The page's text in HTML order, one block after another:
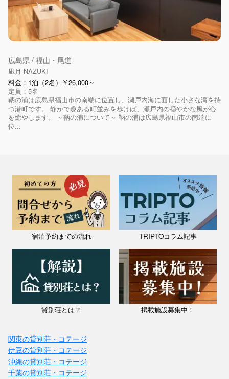
広島県 / 福山・尾道
凪月 NAZUKI
料金：1泊（2名）￥26,000～
定員：5名
鞆の浦は広島県福山市の南端に位置し、瀬戸内海に面した小さな湾を持
つ港町です。 静かで趣ある町並みを歩けば、瀬戸内の穏やかな風が心
を癒やします。 ～鞆の浦について～ 鞆の浦は広島県福山市の南端に
位...
宿泊予約までの流れ TRIPTOコラム記事
貸別荘とは？ 掲載施設募集中！
関東の貸別荘・コテージ
伊豆の貸別荘・コテージ
沖縄の貸別荘・コテージ
千葉の貸別荘・コテージ